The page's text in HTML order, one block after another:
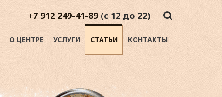
+7 912 249-41-89 (с 12 до 22)
О ЦЕНТРЕ УСЛУГИ СТАТЬИ КОНТАКТЫ